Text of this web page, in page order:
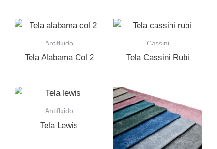
Antifluido
Tela Alabama Col 2
Cassini
Tela Cassini Rubi
Antifluido
Tela Lewis